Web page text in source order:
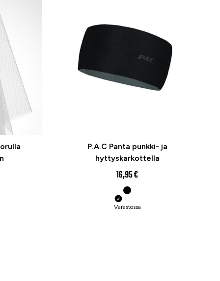
P.A.C Panta punkki- ja
hyttyskarkottella
16,95 €
Varastossa